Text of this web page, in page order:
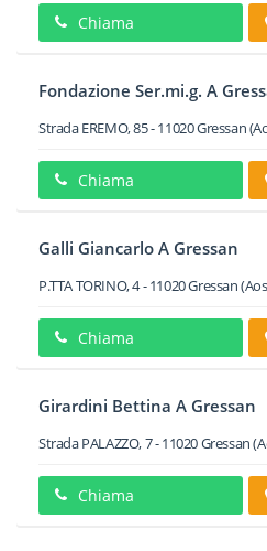
Chiama
Fondazione Ser.mi.g. A
Strada EREMO, 85-11020Gressan
Chiama
Galli Giancarlo A Gressan
P.TTA TORINO, 4-11020Gressan
Chiama
Girardini Bettina A Gressan
Strada PALAZZO, 7-11020Gressan
Chiama